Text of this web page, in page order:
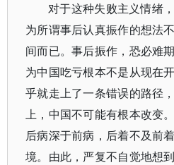
对于这种失败主义情绪
为所谓事后认真振作的想法
间而已。事后振作，恐必难
为中国吃亏根本不是从现在
乎就走上了一条错误的路径
上，中国不可能有根本改变
后病深于前病，后着不及前
境。由此，严复不自觉地想